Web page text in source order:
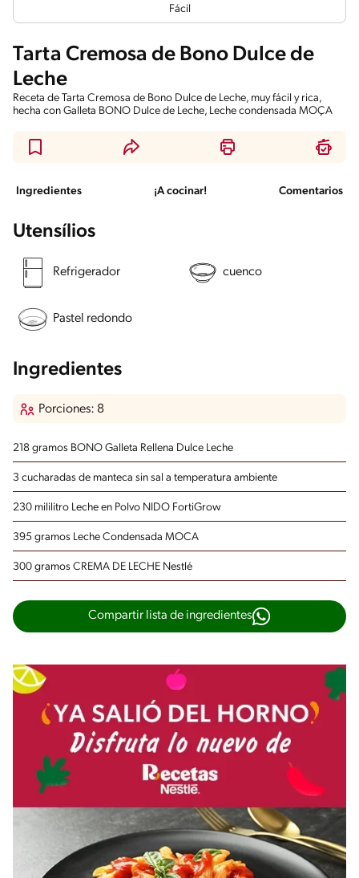
Fácil
Tarta Cremosa de Bono Dulce de
Leche
Receta de Tarta Cremosa de Bono Dulce de Leche, muy fácil y rica,
hecha con Galleta BONO Dulce de Leche, Leche condensada MOÇA
Ingredientes ¡A cocinar! Comentarios
Utensílios
Refrigerador cuenco
Pastel redondo
Ingredientes
Porciones: 8
218 gramos BONO Galleta Rellena Dulce Leche
3 cucharadas de manteca sin sal a temperatura ambiente
230 mililitro Leche en Polvo NIDO FortiGrow
395 gramos Leche Condensada MOCA
300 gramos CREMA DE LECHE Nestlé
Compartir lista de ingredientes